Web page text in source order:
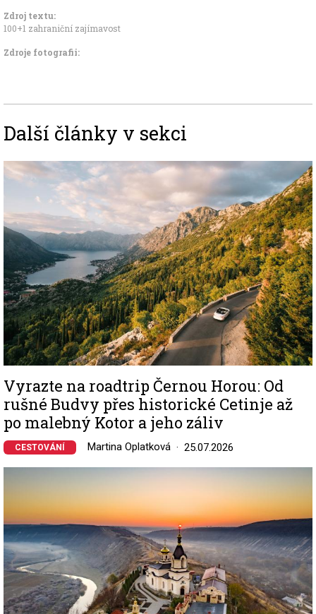
Zdroj textu:
100+1 zahraniční zajímavost
Zdroje fotografii:
Další články v sekci
Image
Vyrazte na roadtrip Černou Horou: Od
rušné Budvy přes historické Cetinje až
po malebný Kotor a jeho záliv
CESTOVÁNÍ Martina Oplatková 25.07.2026